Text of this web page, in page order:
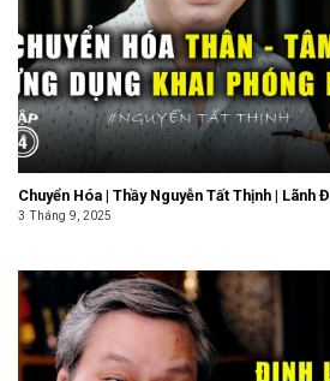
Chuyển Hóa | Thầy Nguyễn Tất Thịnh | Lãnh
3 Tháng 9, 2025